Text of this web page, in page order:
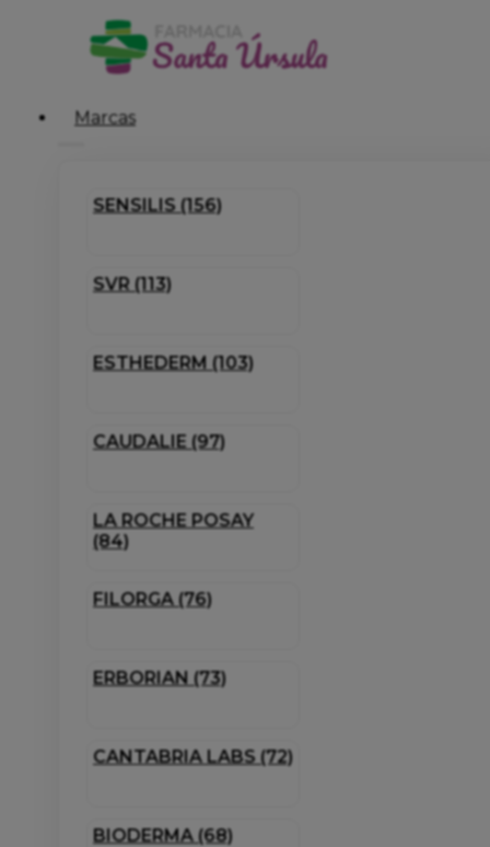
Marcas
SENSILIS (156)
SVR (113)
ESTHEDERM (103)
CAUDALIE (97)
LA ROCHE POSAY
(84)
FILORGA (76)
ERBORIAN (73)
CANTABRIA LABS (72)
BIODERMA (68)